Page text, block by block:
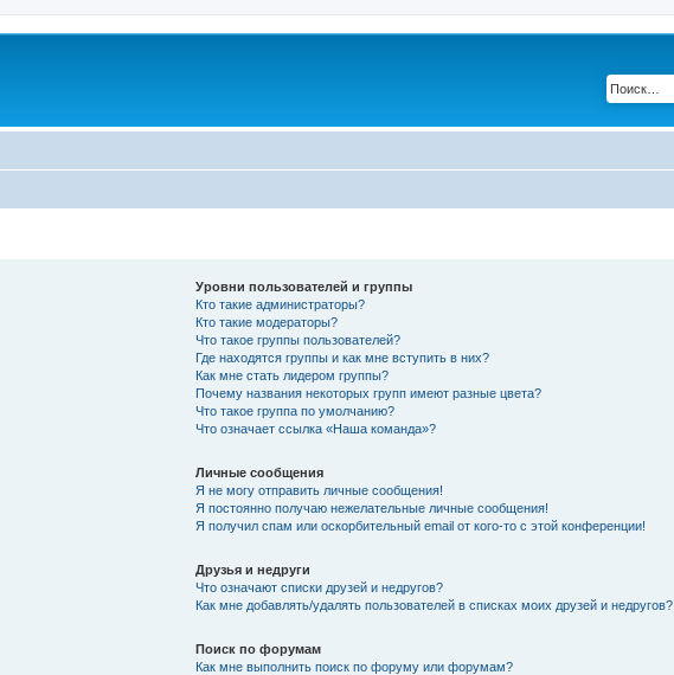
Уровни пользователей и группы
Кто такие администраторы?
Кто такие модераторы?
Что такое группы пользователей?
Где находятся группы и как мне вступить в них?
Как мне стать лидером группы?
Почему названия некоторых групп имеют разные цвета?
Что такое группа по умолчанию?
Что означает ссылка «Наша команда»?
Личные сообщения
Я не могу отправить личные сообщения!
Я постоянно получаю нежелательные личные сообщения!
Я получил спам или оскорбительный email от кого-то с этой конференции!
Друзья и недруги
Что означают списки друзей и недругов?
Как мне добавлять/удалять пользователей в списках моих друзей и недругов?
Поиск по форумам
Как мне выполнить поиск по форуму или форумам?